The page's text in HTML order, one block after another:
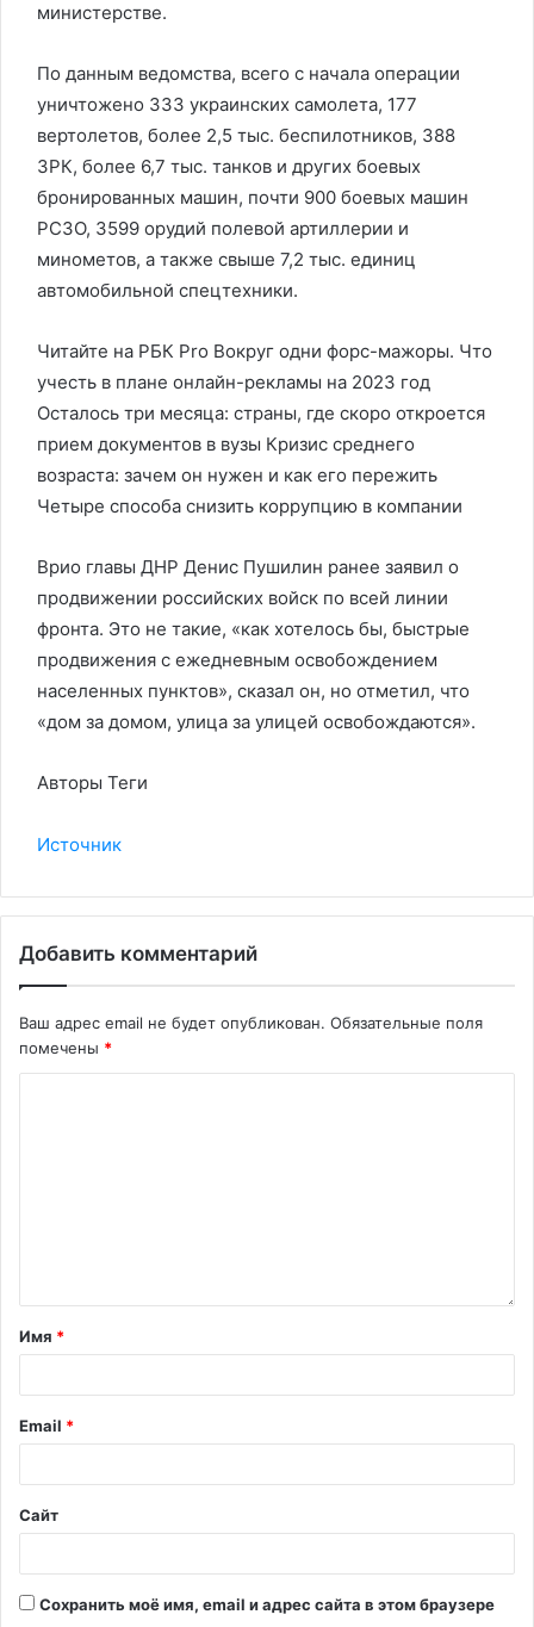
министерстве.
По данным ведомства, всего с начала операции
уничтожено 333 украинских самолета, 177
вертолетов, более 2,5 тыс. беспилотников, 388
ЗРК, более 6,7 тыс. танков и других боевых
бронированных машин, почти 900 боевых машин
РСЗО, 3599 орудий полевой артиллерии и
минометов, а также свыше 7,2 тыс. единиц
автомобильной спецтехники.
Читайте на РБК Pro Вокруг одни форс-мажоры. Что
учесть в плане онлайн-рекламы на 2023 год
Осталось три месяца: страны, где скоро откроется
прием документов в вузы Кризис среднего
возраста: зачем он нужен и как его пережить
Четыре способа снизить коррупцию в компании
Врио главы ДНР Денис Пушилин ранее заявил о
продвижении российских войск по всей линии
фронта. Это не такие, «как хотелось бы, быстрые
продвижения с ежедневным освобождением
населенных пунктов», сказал он, но отметил, что
«дом за домом, улица за улицей освобождаются».
Авторы Теги
Источник
Добавить комментарий
Ваш адрес email не будет опубликован. Обязательные поля
помечены *
Имя *
Email *
Сайт
Сохранить моё имя, email и адрес сайта в этом браузере